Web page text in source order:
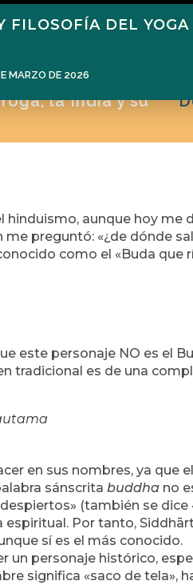
Narén Herrero Blog
la India y su
aunque hoy me
preguntó: «¿de dónde
como el «Buda que
este personaje NO es el
tradicional es de una
en sus nombres, ya que
sánscrita buddha no
(también se dice
Por tanto,
sí es el más conocido.
un personaje histórico,
significa «saco de tela»,
FILOSOFÍA DEL YOGA
MARZO DE 2026